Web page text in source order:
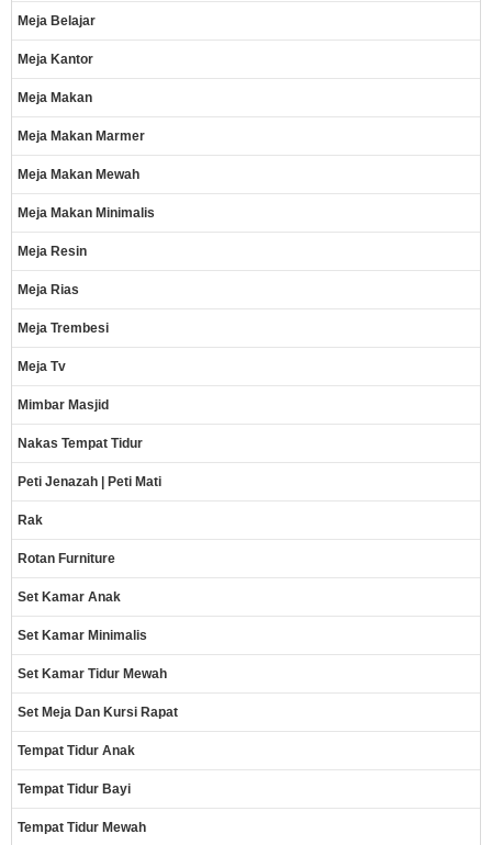
Meja Belajar
Meja Kantor
Meja Makan
Meja Makan Marmer
Meja Makan Mewah
Meja Makan Minimalis
Meja Resin
Meja Rias
Meja Trembesi
Meja Tv
Mimbar Masjid
Nakas Tempat Tidur
Peti Jenazah | Peti Mati
Rak
Rotan Furniture
Set Kamar Anak
Set Kamar Minimalis
Set Kamar Tidur Mewah
Set Meja Dan Kursi Rapat
Tempat Tidur Anak
Tempat Tidur Bayi
Tempat Tidur Mewah